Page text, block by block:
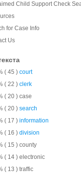
Child Support Check
for Case Info
Us
( 45 ) court
( 22 ) clerk
( 20 ) case
( 20 ) search
( 17 ) information
( 16 ) division
( 15 ) county
( 14 ) electronic
( 13 ) traffic